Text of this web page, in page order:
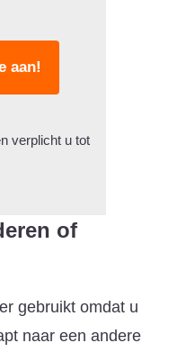
aan!
verplicht u tot
of
gebruikt omdat u
naar een andere